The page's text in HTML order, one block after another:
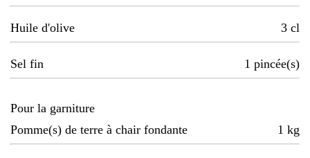
Huile d'olive 3 cl
Sel fin 1 pincée(s)
Pour la garniture
Pomme(s) de terre à chair fondante
1 kg